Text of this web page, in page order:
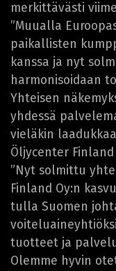
merkittävästi
”Muualla
paikallisten
kanssa ja nyt
harmonisoidaan
Yhteisen
yhdessä
vieläkin
Öljycenter
”Nyt solmittu
Finland Oy:n
tulla Suomen
tuotteet ja
Olemme hyvin